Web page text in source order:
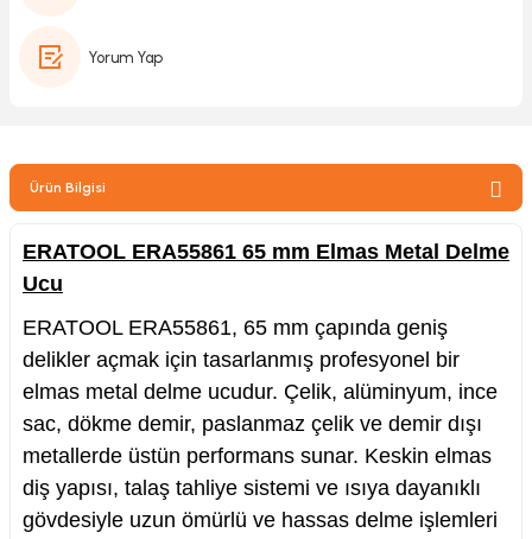
Yorum Yap
Ürün Bilgisi
ERATOOL ERA55861 65 mm Elmas Metal Delme
Ucu
ERATOOL ERA55861, 65 mm çapında geniş
delikler açmak için tasarlanmış profesyonel bir
elmas metal delme ucudur. Çelik, alüminyum, ince
sac, dökme demir, paslanmaz çelik ve demir dışı
metallerde üstün performans sunar. Keskin elmas
diş yapısı, talaş tahliye sistemi ve ısıya dayanıklı
gövdesiyle uzun ömürlü ve hassas delme işlemleri